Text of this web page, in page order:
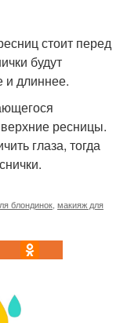
стоит перед
будут
длиннее.
ресницы.
глаза, тогда
блондинок, макияж для